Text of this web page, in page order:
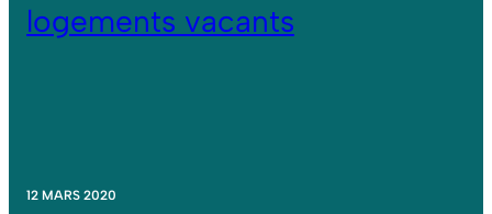
logements vacants
12 MARS 2020